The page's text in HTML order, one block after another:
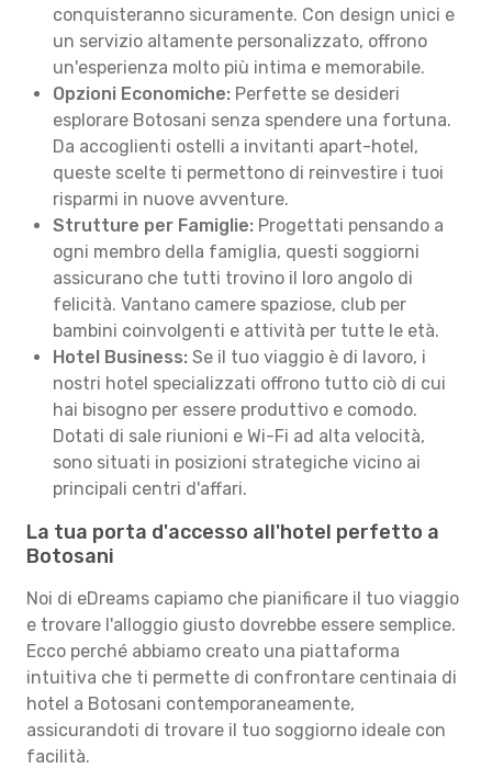
conquisteranno sicuramente. Con design unici e
un servizio altamente personalizzato, offrono
un'esperienza molto più intima e memorabile.
Opzioni Economiche: Perfette se desideri
esplorare Botosani senza spendere una fortuna.
Da accoglienti ostelli a invitanti apart-hotel,
queste scelte ti permettono di reinvestire i tuoi
risparmi in nuove avventure.
Strutture per Famiglie: Progettati pensando a
ogni membro della famiglia, questi soggiorni
assicurano che tutti trovino il loro angolo di
felicità. Vantano camere spaziose, club per
bambini coinvolgenti e attività per tutte le età.
Hotel Business: Se il tuo viaggio è di lavoro, i
nostri hotel specializzati offrono tutto ciò di cui
hai bisogno per essere produttivo e comodo.
Dotati di sale riunioni e Wi-Fi ad alta velocità,
sono situati in posizioni strategiche vicino ai
principali centri d'affari.
La tua porta d'accesso all'hotel perfetto a
Botosani
Noi di eDreams capiamo che pianificare il tuo viaggio
e trovare l'alloggio giusto dovrebbe essere semplice.
Ecco perché abbiamo creato una piattaforma
intuitiva che ti permette di confrontare centinaia di
hotel a Botosani contemporaneamente,
assicurandoti di trovare il tuo soggiorno ideale con
facilità.